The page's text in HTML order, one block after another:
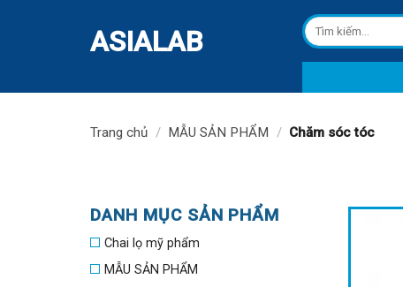
ASIALAB
Tìm
kiếm:
Trang chủ / MẪU SẢN PHẨM / Chăm sóc tóc
DANH MỤC SẢN PHẨM
Chai lọ mỹ phẩm
MẪU SẢN PHẨM